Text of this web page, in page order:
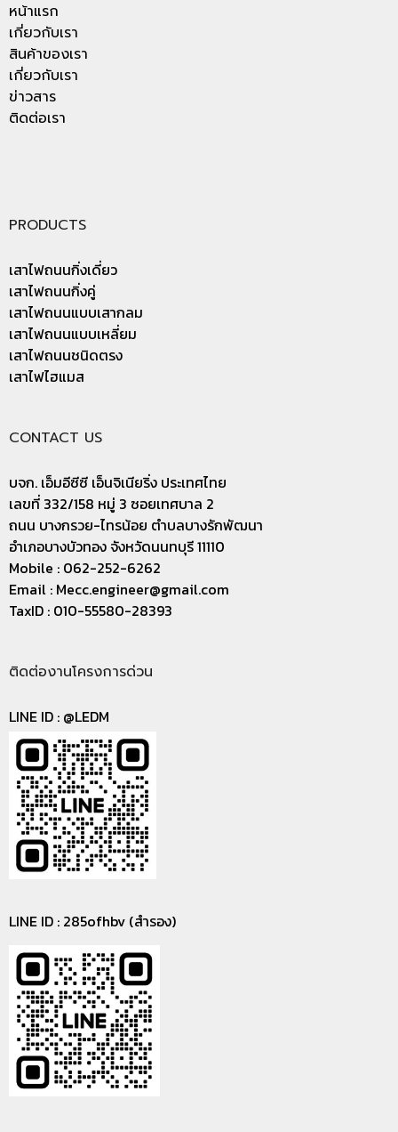
หน้าแรก
เกี่ยวกับเรา
สินค้าของเรา
เกี่ยวกับเรา
ข่าวสาร
ติดต่อเรา
PRODUCTS
เสาไฟถนนกิ่งเดี่ยว
เสาไฟถนนกิ่งคู่
เสาไฟถนนแบบเสากลม
เสาไฟถนนแบบเหลี่ยม
เสาไฟถนนชนิดตรง
เสาไฟไฮแมส
CONTACT US
บจก. เอ็มอีซีซี เอ็นจิเนียริ่ง ประเทศไทย
เลขที่ 332/158 หมู่ 3 ซอยเทศบาล 2
ถนน บางกรวย-ไทรน้อย ตำบลบางรักพัฒนา
อำเภอบางบัวทอง จังหวัดนนทบุรี 11110
Mobile : 062-252-6262
Email : Mecc.engineer@gmail.com
TaxID : 010-55580-28393
ติดต่องานโครงการด่วน
LINE ID : @LEDM
LINE ID : 285ofhbv (สำรอง)